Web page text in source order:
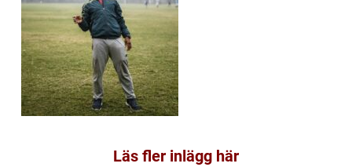
Läs fler inlägg här